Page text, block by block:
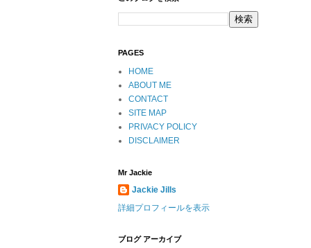
PAGES
HOME
ABOUT ME
CONTACT
SITE MAP
PRIVACY POLICY
DISCLAIMER
Mr Jackie
Jackie Jills
詳細プロフィールを表示
ブログ アーカイブ